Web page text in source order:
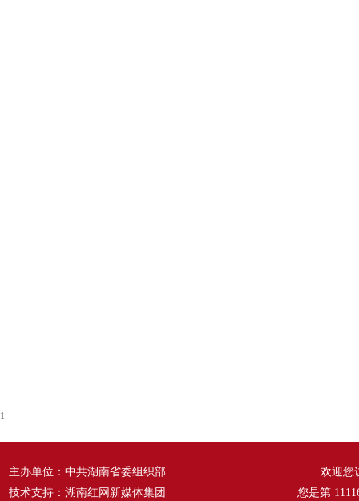
1
主办单位：中共湖南省委组织部
技术支持：湖南红网新媒体集团
欢迎您
您是第